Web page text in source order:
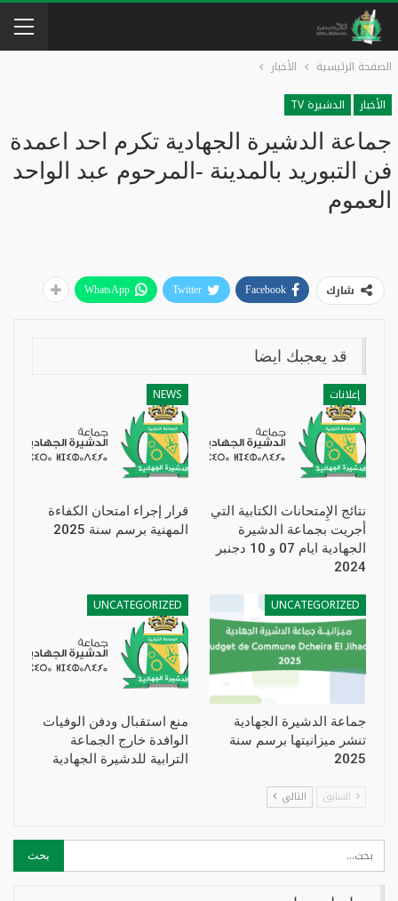
الصفحة الرئيسية
الأخبار
الأخبار
الدشيرة TV
جماعة الدشيرة الجهادية تكرم احد اعمدة
فن التبوريد بالمدينة -المرحوم عبد الواحد
العموم
شارك Facebook
Twitter
WhatsApp
قد يعجبك ايضا
إعلانات
نتائج الإِمتحانات الكتابية التي
أجريت بجماعة الدشيرة
الجهادية ايام 07 و 10 دجنبر
2024
NEWS
قرار إجراء امتحان الكفاءة
المهنية برسم سنة 2025
UNCATEGORIZED
جماعة الدشيرة الجهادية
تنشر ميزانيتها برسم سنة
2025
UNCATEGORIZED
منع استقبال ودفن الوفيات
الوافدة خارج الجماعة
الترابية للدشيرة الجهادية
السابق التالي